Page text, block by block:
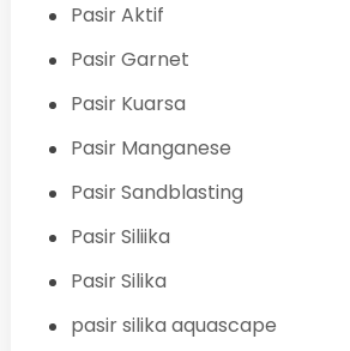
Pasir Aktif
Pasir Garnet
Pasir Kuarsa
Pasir Manganese
Pasir Sandblasting
Pasir Siliika
Pasir Silika
pasir silika aquascape